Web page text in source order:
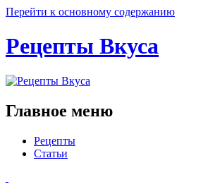
Перейти к основному содержанию
Рецепты Вкуса
Главное меню
Рецепты
Статьи